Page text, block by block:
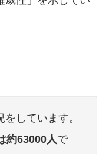
しています。
約63000人で